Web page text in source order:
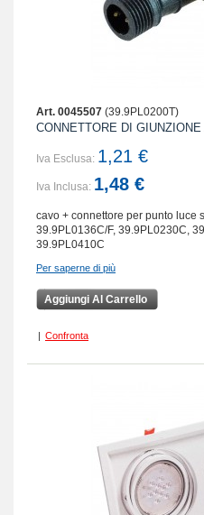
Art. 0045507 (39.9PL0200T)
CONNETTORE DI
Iva Esclusa: 1,21 €
Iva Inclusa: 1,48 €
cavo + connettore per punto luce
39.9PL0136C/F, 39.9PL0230C,
39.9PL0410C
Per saperne di più
Aggiungi Al Carrello
| Confronta